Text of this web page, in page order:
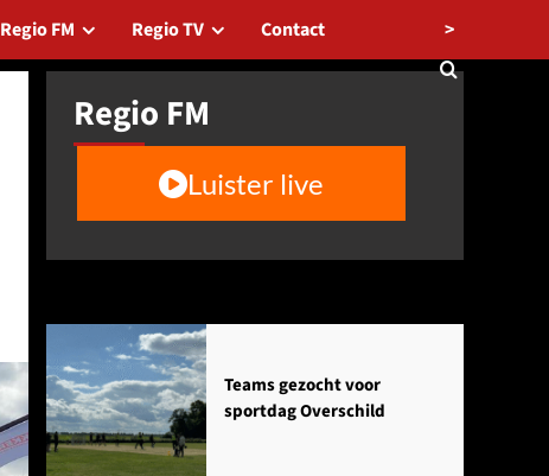
Regio FM Regio TV Contact >
Regio FM
Luister live
Agenda
Teams gezocht voor
sportdag Overschild